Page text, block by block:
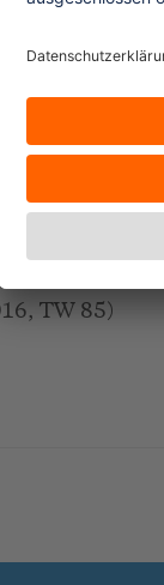
die
die
und
sind,
TW 85)